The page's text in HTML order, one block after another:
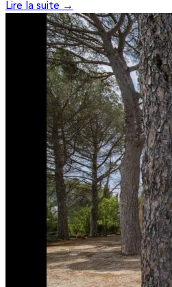
Lire la suite →